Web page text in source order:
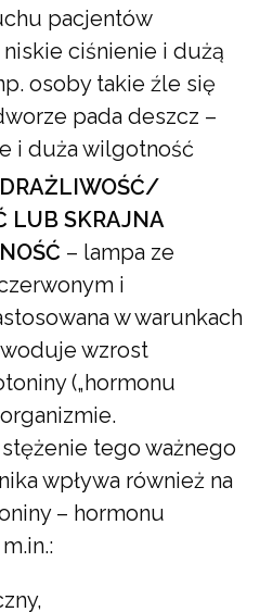
pacjentów
ciśnienie i dużą
osoby takie źle się
pada deszcz –
i duża wilgotność
LUB SKRAJNA
– lampa ze
i
w warunkach
wzrost
(„hormonu
tego ważnego
wpływa również na
– hormonu